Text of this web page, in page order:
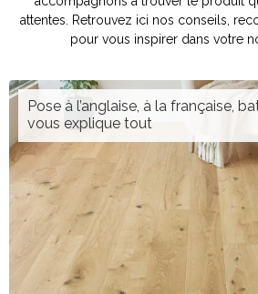
attentes. Retrouvez ici nos conseils,
pour vous inspirer dans votre
Pose à l’anglaise, à la française,
vous explique tout